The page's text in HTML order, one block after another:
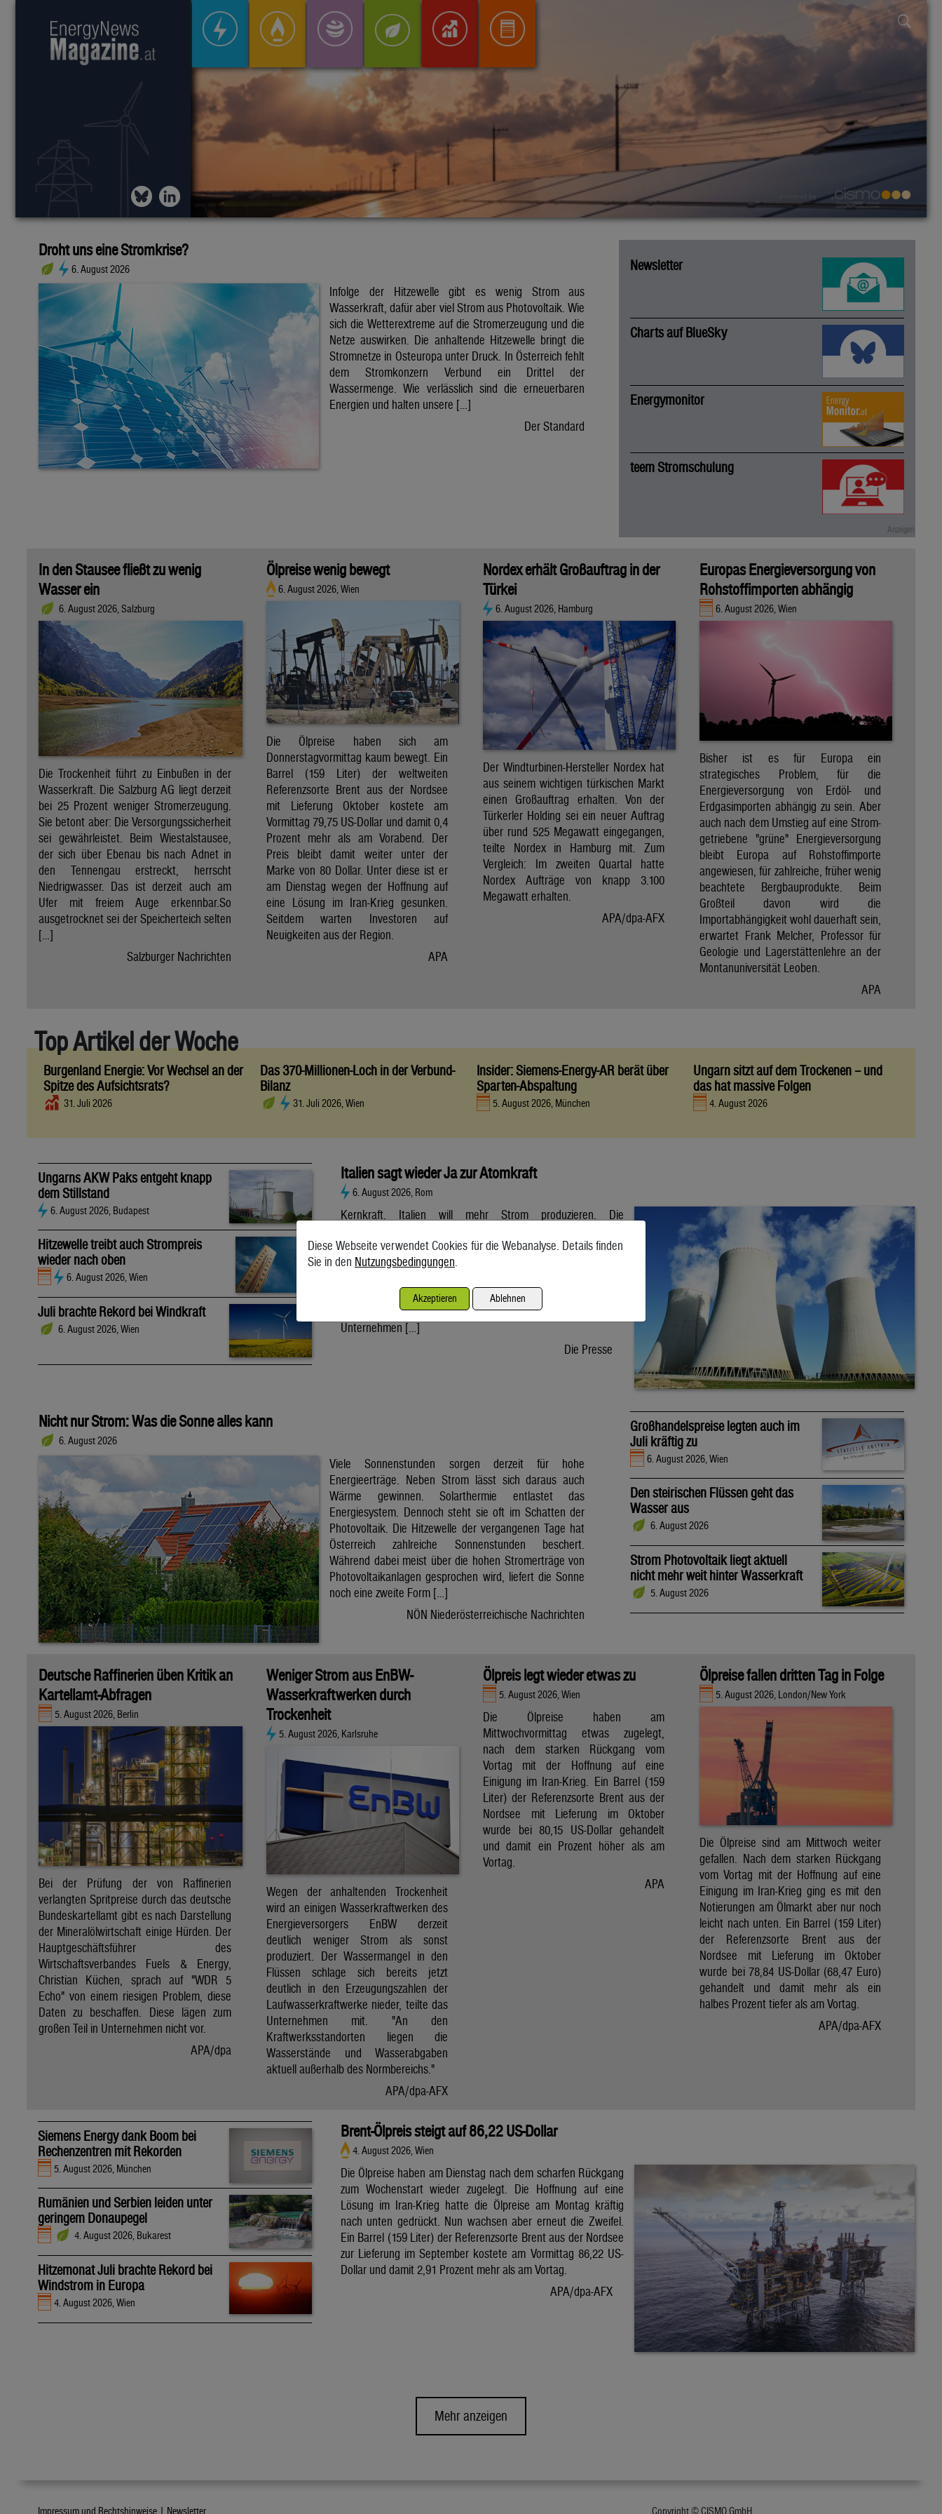
Droht uns eine Stromkrise?
6. August 2026
Infolge der Hitzewelle gibt es wenig Strom aus
Wasserkraft, dafür aber viel Strom aus Photovoltaik. Wie
sich die Wetterextreme auf die Stromerzeugung und die
Netze auswirken. Die anhaltende Hitzewelle bringt die
Stromnetze in Osteuropa unter Druck. In Österreich fehlt
dem Stromkonzern Verbund ein Drittel der
Wassermenge. Wie verlässlich sind die erneuerbaren
Energien und halten unsere […]
Der Standard
Newsletter
Charts auf BlueSky
Energymonitor
teem Stromschulung
In den Stausee fließt zu wenig
Wasser ein
6. August 2026, Salzburg
Die Trockenheit führt zu Einbußen in der
Wasserkraft. Die Salzburg AG liegt derzeit
bei 25 Prozent weniger Stromerzeugung.
Sie betont aber: Die Versorgungssicherheit
sei gewährleistet. Beim Wiestalstausee,
der sich über Ebenau bis nach Adnet in
den Tennengau erstreckt, herrscht
Niedrigwasser. Das ist derzeit auch am
Ufer mit freiem Auge erkennbar.So
ausgetrocknet sei der Speicherteich selten
[…]
Salzburger Nachrichten
Ölpreise wenig bewegt
6. August 2026, Wien
Die Ölpreise haben sich am
Donnerstagvormittag kaum bewegt. Ein
Barrel (159 Liter) der weltweiten
Referenzsorte Brent aus der Nordsee
mit Lieferung Oktober kostete am
Vormittag 79,75 US-Dollar und damit 0,4
Prozent mehr als am Vorabend. Der
Preis bleibt damit weiter unter der
Marke von 80 Dollar. Unter diese ist er
am Dienstag wegen der Hoffnung auf
eine Lösung im Iran-Krieg gesunken.
Seitdem warten Investoren auf
Neuigkeiten aus der Region.
APA
Nordex erhält Großauftrag in der
Türkei
6. August 2026, Hamburg
Der Windturbinen-Hersteller Nordex hat
aus seinem wichtigen türkischen Markt
einen Großauftrag erhalten. Von der
Türkerler Holding sei ein neuer Auftrag
über rund 525 Megawatt eingegangen,
teilte Nordex in Hamburg mit. Zum
Vergleich: Im zweiten Quartal hatte
Nordex Aufträge von knapp 3.100
Megawatt erhalten.
APA/dpa-AFX
Europas Energieversorgung von
Rohstoffimporten abhängig
6. August 2026, Wien
Bisher ist es für Europa ein
strategisches Problem, für die
Energieversorgung von Erdöl- und
Erdgasimporten abhängig zu sein. Aber
auch nach dem Umstieg auf eine Strom-
getriebene "grüne" Energieversorgung
bleibt Europa auf Rohstoffimporte
angewiesen, für zahlreiche, früher wenig
beachtete Bergbauprodukte. Beim
Großteil davon wird die
Importabhängigkeit wohl dauerhaft sein,
erwartet Frank Melcher, Professor für
Geologie und Lagerstättenlehre an der
Montanuniversität Leoben.
APA
Top Artikel der Woche
Burgenland Energie: Vor Wechsel an der
Spitze des Aufsichtsrats?
31. Juli 2026
Das 370-Millionen-Loch in der Verbund-
Bilanz
31. Juli 2026, Wien
Insider: Siemens-Energy-AR berät über
Sparten-Abspaltung
5. August 2026, München
Ungarn sitzt auf dem Trockenen – und
das hat massive Folgen
4. August 2026
Ungarns AKW Paks entgeht knapp
dem Stillstand
6. August 2026, Budapest
Hitzewelle treibt auch Strompreis
wieder nach oben
6. August 2026, Wien
Juli brachte Rekord bei Windkraft
6. August 2026, Wien
Italien sagt wieder Ja zur Atomkraft
6. August 2026, Rom
Kernkraft. Italien will mehr Strom produzieren. Die
Unsicherheiten. Italien will zurück zur Atomkraft. Der Senat
wird voraussichtlich nach der Sommerpause einem Gesetz
Dekret verabschieden. Der Weg bis zur Inbetriebnahme eines
ersten Reaktors wäre dann noch lang. Doch viele
Unternehmen […]
Die Presse
Nicht nur Strom: Was die Sonne alles kann
6. August 2026
Viele Sonnenstunden sorgen derzeit für hohe
Energieerträge. Neben Strom lässt sich daraus auch
Wärme gewinnen. Solarthermie entlastet das
Energiesystem. Dennoch steht sie oft im Schatten der
Photovoltaik. Die Hitzewelle der vergangenen Tage hat
Österreich zahlreiche Sonnenstunden beschert.
Während dabei meist über die hohen Stromerträge von
Photovoltaikanlagen gesprochen wird, liefert die Sonne
noch eine zweite Form […]
NÖN Niederösterreichische Nachrichten
Großhandelspreise legten auch im
Juli kräftig zu
6. August 2026, Wien
Den steirischen Flüssen geht das
Wasser aus
6. August 2026
Strom Photovoltaik liegt aktuell
nicht mehr weit hinter Wasserkraft
5. August 2026
Deutsche Raffinerien üben Kritik an
Kartellamt-Abfragen
5. August 2026, Berlin
Bei der Prüfung der von Raffinerien
verlangten Spritpreise durch das deutsche
Bundeskartellamt gibt es nach Darstellung
der Mineralölwirtschaft einige Hürden. Der
Hauptgeschäftsführer des
Wirtschaftsverbandes Fuels & Energy,
Christian Küchen, sprach auf "WDR 5
Echo" von einem riesigen Problem, diese
Daten zu beschaffen. Diese lägen zum
großen Teil in Unternehmen nicht vor.
APA/dpa
Weniger Strom aus EnBW-
Wasserkraftwerken durch
Trockenheit
5. August 2026, Karlsruhe
Wegen der anhaltenden Trockenheit
wird an einigen Wasserkraftwerken des
Energieversorgers EnBW derzeit
deutlich weniger Strom als sonst
produziert. Der Wassermangel in den
Flüssen schlage sich bereits jetzt
deutlich in den Erzeugungszahlen der
Laufwasserkraftwerke nieder, teilte das
Unternehmen mit. "An den
Kraftwerksstandorten liegen die
Wasserstände und Wasserabgaben
aktuell außerhalb des Normbereichs."
APA/dpa-AFX
Ölpreis legt wieder etwas zu
5. August 2026, Wien
Die Ölpreise haben am
Mittwochvormittag etwas zugelegt,
nach dem starken Rückgang vom
Vortag mit der Hoffnung auf eine
Einigung im Iran-Krieg. Ein Barrel (159
Liter) der Referenzsorte Brent aus der
Nordsee mit Lieferung im Oktober
wurde bei 80,15 US-Dollar gehandelt
und damit ein Prozent höher als am
Vortag.
APA
Ölpreise fallen dritten Tag in Folge
5. August 2026, London/New York
Die Ölpreise sind am Mittwoch weiter
gefallen. Nach dem starken Rückgang
vom Vortag mit der Hoffnung auf eine
Einigung im Iran-Krieg ging es mit den
Notierungen am Ölmarkt aber nur noch
leicht nach unten. Ein Barrel (159 Liter)
der Referenzsorte Brent aus der
Nordsee mit Lieferung im Oktober
wurde bei 78,84 US-Dollar (68,47 Euro)
gehandelt und damit mehr als ein
halbes Prozent tiefer als am Vortag.
APA/dpa-AFX
Siemens Energy dank Boom bei
Rechenzentren mit Rekorden
5. August 2026, München
Rumänien und Serbien leiden unter
geringem Donaupegel
4. August 2026, Bukarest
Hitzemonat Juli brachte Rekord bei
Windstrom in Europa
4. August 2026, Wien
Brent-Ölpreis steigt auf 86,22 US-Dollar
4. August 2026, Wien
Die Ölpreise haben am Dienstag nach dem scharfen Rückgang
zum Wochenstart wieder zugelegt. Die Hoffnung auf eine
Lösung im Iran-Krieg hatte die Ölpreise am Montag kräftig
nach unten gedrückt. Nun wachsen aber erneut die Zweifel.
Ein Barrel (159 Liter) der Referenzsorte Brent aus der Nordsee
zur Lieferung im September kostete am Vormittag 86,22 US-
Dollar und damit 2,91 Prozent mehr als am Vortag.
APA/dpa-AFX
Mehr anzeigen
Impressum und Rechtshinweise | Newsletter Copyright © CISMO GmbH
Diese Webseite verwendet Cookies für die Webanalyse. Details finden
Sie in den Nutzungsbedingungen.
Akzeptieren Ablehnen